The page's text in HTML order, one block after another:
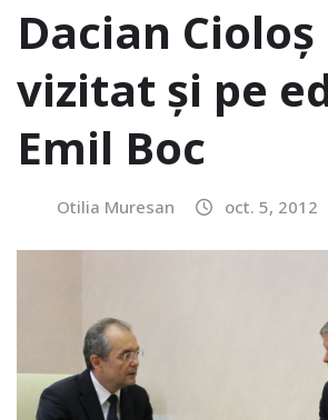
Dacian Cioloş
vizitat şi pe
Emil Boc
Otilia Muresan oct. 5, 2012